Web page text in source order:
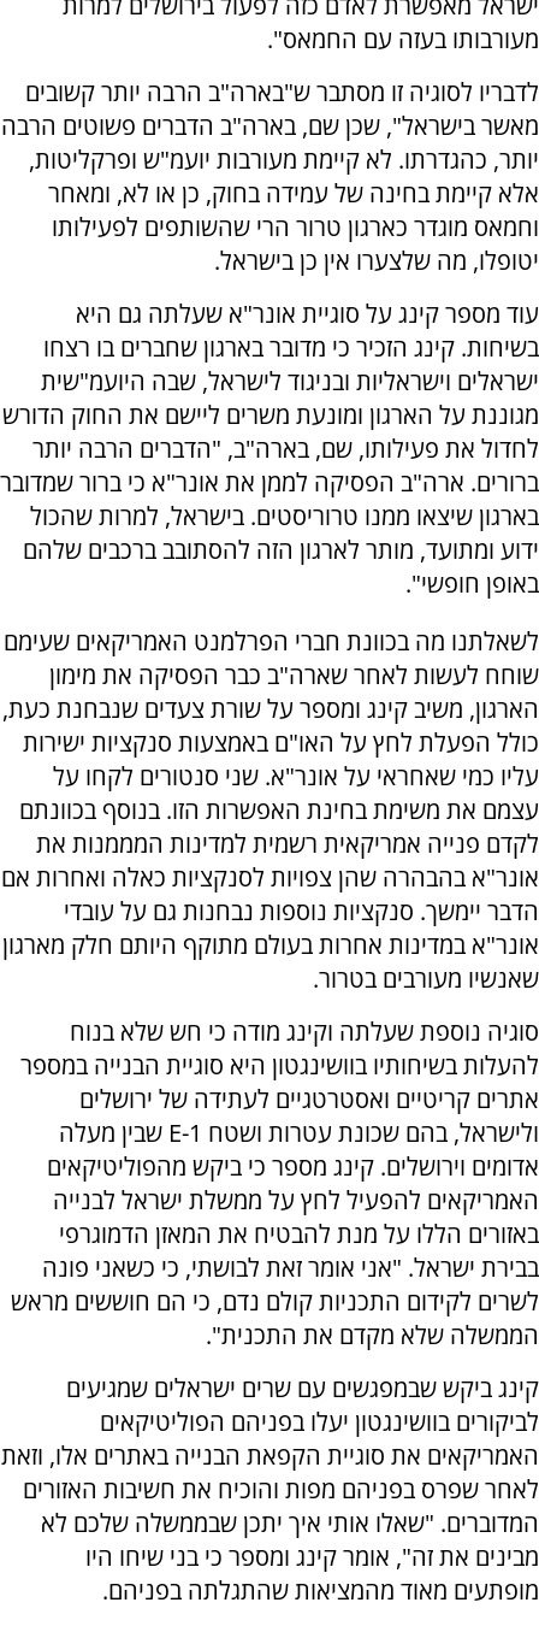
מעורבותו בעזה עם החמאס".
לדבריו לסוגיה זו מסתבר ש"בארה"ב הרבה יותר קשובים
מאשר בישראל", שכן שם, בארה"ב הדברים פשוטים הרבה
יותר, כהגדרתו. לא קיימת מעורבות יועמ"ש ופרקליטות,
אלא קיימת בחינה של עמידה בחוק, כן או לא, ומאחר
וחמאס מוגדר כארגון טרור הרי שהשותפים לפעילותו
יטופלו, מה שלצערו אין כן בישראל.
עוד מספר קינג על סוגיית אונר"א שעלתה גם היא
בשיחות. קינג הזכיר כי מדובר בארגון שחברים בו רצחו
ישראלים וישראליות ובניגוד לישראל, שבה היועמ"שית
מגוננת על הארגון ומונעת משרים ליישם את החוק הדורש
לחדול את פעילותו, שם, בארה"ב, "הדברים הרבה יותר
ברורים. ארה"ב הפסיקה לממן את אונר"א כי ברור שמדובר
בארגון שיצאו ממנו טרוריסטים. בישראל, למרות שהכול
ידוע ומתועד, מותר לארגון הזה להסתובב ברכבים שלהם
באופן חופשי".
לשאלתנו מה בכוונת חברי הפרלמנט האמריקאים שעימם
שוחח לעשות לאחר שארה"ב כבר הפסיקה את מימון
הארגון, משיב קינג ומספר על שורת צעדים שנבחנת כעת,
כולל הפעלת לחץ על האו"ם באמצעות סנקציות ישירות
עליו כמי שאחראי על אונר"א. שני סנטורים לקחו על
עצמם את משימת בחינת האפשרות הזו. בנוסף בכוונתם
לקדם פנייה אמריקאית רשמית למדינות המממנות את
אונר"א בהבהרה שהן צפויות לסנקציות כאלה ואחרות אם
הדבר יימשך. סנקציות נוספות נבחנות גם על עובדי
אונר"א במדינות אחרות בעולם מתוקף היותם חלק מארגון
שאנשיו מעורבים בטרור.
סוגיה נוספת שעלתה וקינג מודה כי חש שלא בנוח
להעלות בשיחותיו בוושינגטון היא סוגיית הבנייה במספר
אתרים קריטיים ואסטרטגיים לעתידה של ירושלים
ולישראל, בהם שכונת עטרות ושטח 1-
E שבין מעלה
אדומים וירושלים. קינג מספר כי ביקש מהפוליטיקאים
האמריקאים להפעיל לחץ על ממשלת ישראל לבנייה
באזורים הללו על מנת להבטיח את המאזן הדמוגרפי
בבירת ישראל. "אני אומר זאת לבושתי, כי כשאני פונה
לשרים לקידום התכניות קולם נדם, כי הם חוששים מראש
הממשלה שלא מקדם את התכנית".
קינג ביקש שבמפגשים עם שרים ישראלים שמגיעים
לביקורים בוושינגטון יעלו בפניהם הפוליטיקאים
האמריקאים את סוגיית הקפאת הבנייה באתרים אלו, וזאת
לאחר שפרס בפניהם מפות והוכיח את חשיבות האזורים
המדוברים. "שאלו אותי איך יתכן שבממשלה שלכם לא
מבינים את זה", אומר קינג ומספר כי בני שיחו היו
מופתעים מאוד מהמציאות שהתגלתה בפניהם.